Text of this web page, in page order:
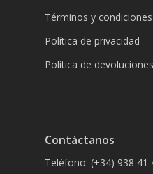
Términos y condiciones
Política de privacidad
Política de
Contáctanos
Teléfono: (+34) 938 41